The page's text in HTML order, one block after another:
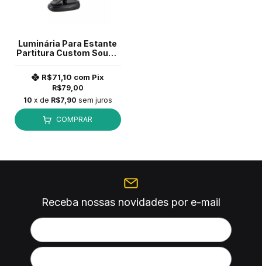
Luminária Para Estante
Partitura Custom Sound
R$79,00
R$71,10 com Pix
10 x de R$7,90 sem juros
COMPRAR
Receba nossas novidades por e-mail